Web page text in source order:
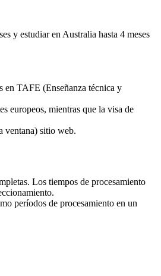
y estudiar en Australia hasta 4 meses
en TAFE (Enseñanza técnica y
europeos, mientras que la visa de
ventana) sitio web.
Los tiempos de procesamiento
períodos de procesamiento en un